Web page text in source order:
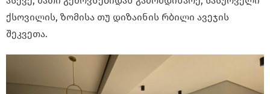
ქსოვილის, ზომისა თუ დიზაინის რბილი ავეჯის
შეკვეთა.